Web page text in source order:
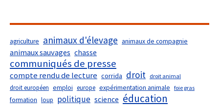
agriculture animaux d'élevage animaux de compagnie
animaux sauvages chasse
communiqués de presse
compte rendu de lecture corrida droit droit animal
droit européen emploi europe expérimentation animale foie gras
formation loup politique science éducation